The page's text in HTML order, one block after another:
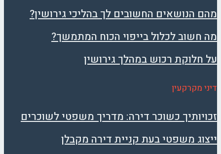
מהם הנושאים החשובים לך בהליכי גירושין?
מה חשוב לכלול בייפוי הכוח המתמשך?
על חלוקת רכוש במהלך גירושין
דיני מקרקעין
זכויותיך כשוכר דירה: מדריך משפטי לשוכרים
ייצוג משפטי בעת קניית דירה מקבלן